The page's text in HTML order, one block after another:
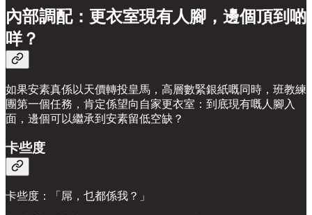
內部調配：更衣室現有人腳，邊個頂到啲
咩？
如果安素真係以天價轉投皇馬，高層數緊銀紙嘅同時，班教練
團第一個任務，肯定係望向自家更衣室：到底現有嘅人腳入
面，邊個可以繼承到安素留低空缺？
卡些度
卡些度：「屌，乜都係我？」